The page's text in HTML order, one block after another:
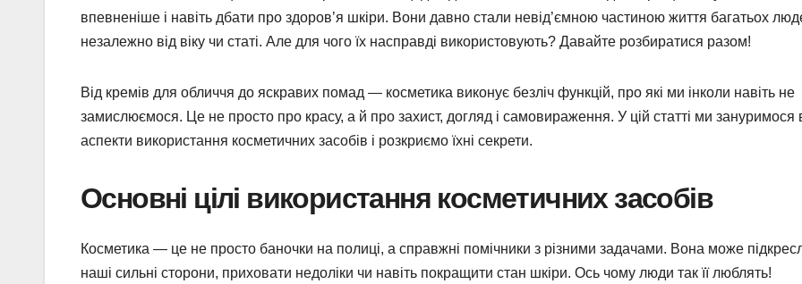
впевненіше і навіть дбати про здоров’я шкіри. Вони давно стали невід’ємною частиною життя багатьох
незалежно від віку чи статі. Але для чого їх насправді використовують? Давайте розбиратися разом!
Від кремів для обличчя до яскравих помад — косметика виконує безліч функцій, про які ми інколи навіть не
замислюємося. Це не просто про красу, а й про захист, догляд і самовираження. У цій статті ми зануримося
аспекти використання косметичних засобів і розкриємо їхні секрети.
Основні цілі використання косметичних засобів
Косметика — це не просто баночки на полиці, а справжні помічники з різними задачами. Вона може
наші сильні сторони, приховати недоліки чи навіть покращити стан шкіри. Ось чому люди так її люблять!